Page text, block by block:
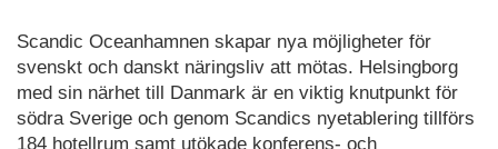
Scandic Oceanhamnen skapar nya möjligheter för
svenskt och danskt näringsliv att mötas. Helsingborg
med sin närhet till Danmark är en viktig knutpunkt för
södra Sverige och genom Scandics nyetablering tillförs
184 hotellrum samt utökade konferens- och